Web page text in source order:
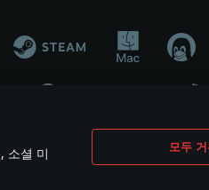
소셜 미
모두
장비 제조 업체가 게임 개발 후원 또
property of their respective owners.